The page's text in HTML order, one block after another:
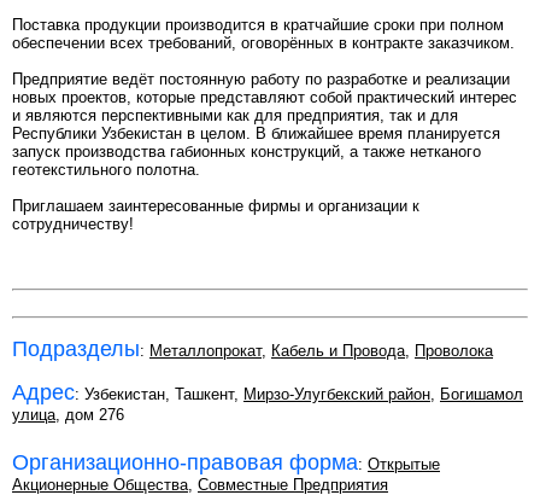
Поставка продукции производится в кратчайшие сроки при полном
обеспечении всех требований, оговорённых в контракте заказчиком.
Предприятие ведёт постоянную работу по разработке и реализации
новых проектов, которые представляют собой практический интерес
и являются перспективными как для предприятия, так и для
Республики Узбекистан в целом. В ближайшее время планируется
запуск производства габионных конструкций, а также нетканого
геотекстильного полотна.
Приглашаем заинтересованные фирмы и организации к
сотрудничеству!
Подразделы: Металлопрокат, Кабель и Провода, Проволока
Адрес: Узбекистан, Ташкент, Мирзо-Улугбекский район, Богишамол
улица, дом 276
Организационно-правовая форма: Открытые
Акционерные Общества Совместные Предприятия